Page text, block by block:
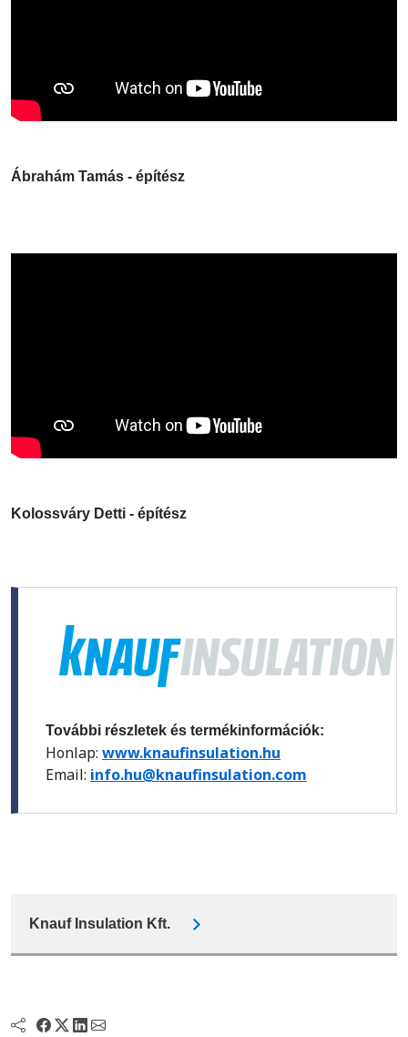
Ábrahám Tamás - építész
Kolossváry Detti - építész
További részletek és termékinformációk:
Honlap: www.knaufinsulation.hu
Email: info.hu@knaufinsulation.com
Knauf Insulation Kft.